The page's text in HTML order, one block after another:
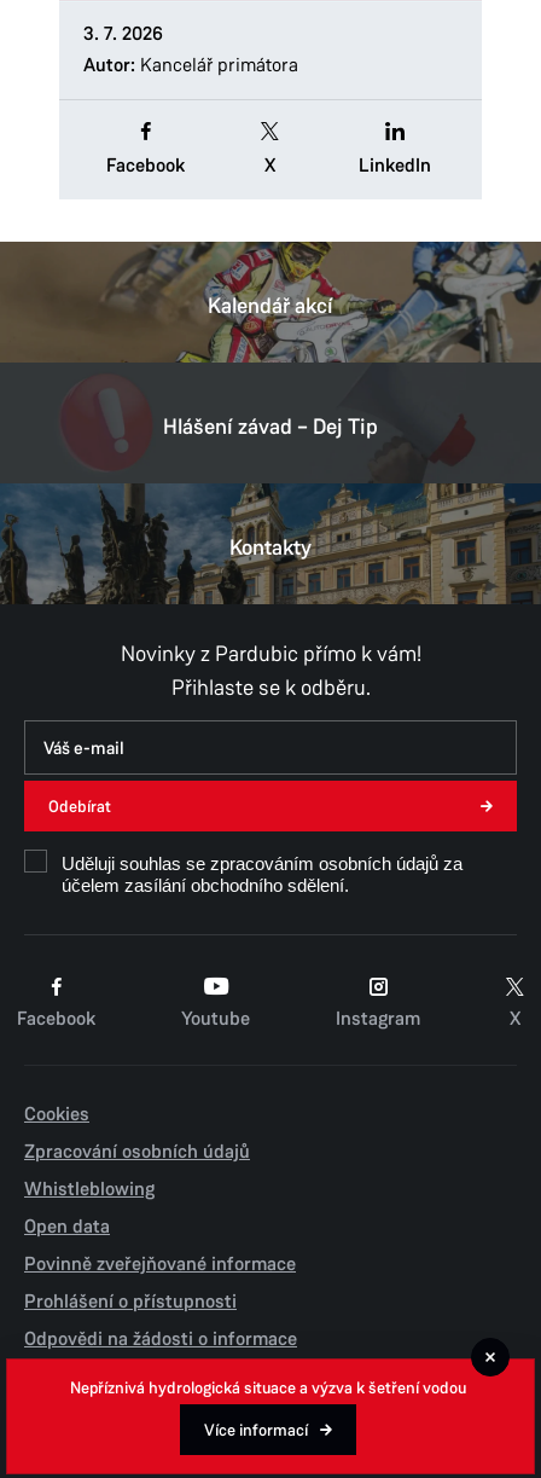
3. 7. 2026
Autor: Kancelář primátora
Facebook X LinkedIn
Kalendář akcí
Hlášení závad – Dej Tip
Kontakty
Novinky z Pardubic přímo k vám!
Přihlaste se k odběru.
Odebírat
Uděluji souhlas se zpracováním osobních údajů za
účelem zasílání obchodního sdělení.
Facebook Youtube Instagram X
Cookies
Zpracování osobních údajů
Whistleblowing
Open data
Povinně zveřejňované informace
Prohlášení o přístupnosti
Odpovědi na žádosti o informace
Jednotné environmentální stanovisko
Nepříznivá hydrologická situace a výzva k šetření vodou
Více informací